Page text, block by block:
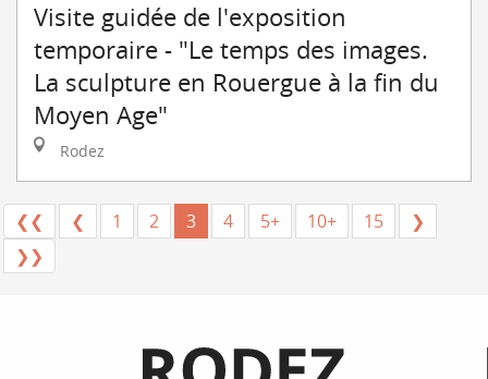
Visite guidée de l'exposition
temporaire - "Le temps des images.
La sculpture en Rouergue à la fin du
Moyen Age"
Rodez
❮❮ ❮ 1 2 3 4 5+ 10+ 15
❯
❯❯
Informations pratiques